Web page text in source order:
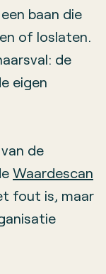
baan die
of loslaten.
de
eigen
de
Waardescan
fout is, maar